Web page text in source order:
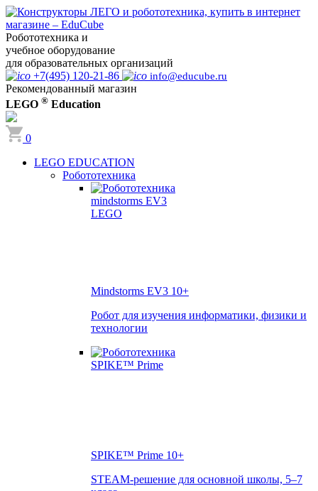
Робототехника и
учебное оборудование
для образовательных организаций
+7(495) 120-21-86
info@educube.ru
Рекомендованный магазин
LEGO ® Education
0
LEGO EDUCATION
Робототехника
Mindstorms EV3 10+
Робот для изучения информатики, физики и
технологии
SPIKE™ Prime 10+
STEAM-решение для основной школы, 5–7